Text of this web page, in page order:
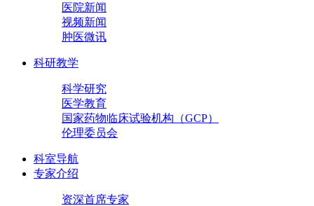
医院新闻
视频新闻
肿医微讯
科研教学
科学研究
医学教育
国家药物临床试验机构（GCP）
伦理委员会
科室导航
专家介绍
资深首席专家